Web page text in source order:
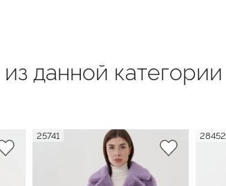
данной категории
25741 28452